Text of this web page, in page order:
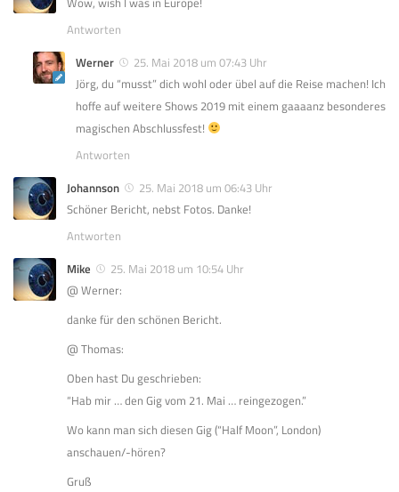
Antworten
Werner
25. Mai 2018 um 07:43 Uhr
Jörg, du “musst” dich wohl oder übel auf die Reise machen! Ich
hoffe auf weitere Shows 2019 mit einem gaaaanz besonderes
magischen Abschlussfest!
Antworten
Johannson
25. Mai 2018 um 06:43 Uhr
Schöner Bericht, nebst Fotos. Danke!
Antworten
Mike
25. Mai 2018 um 10:54 Uhr
@ Werner:
danke für den schönen Bericht.
@ Thomas:
Oben hast Du geschrieben:
“Hab mir … den Gig vom 21. Mai … reingezogen.”
Wo kann man sich diesen Gig (“Half Moon”, London)
anschauen/-hören?
Gruß